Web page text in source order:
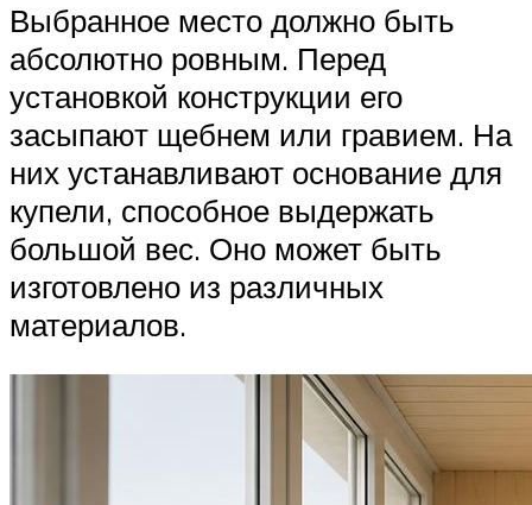
Выбранное место должно быть
абсолютно ровным. Перед
установкой конструкции его
засыпают щебнем или гравием. На
них устанавливают основание для
купели, способное выдержать
большой вес. Оно может быть
изготовлено из различных
материалов.